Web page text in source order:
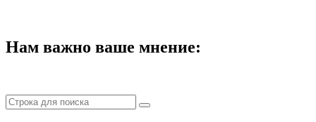
Нам важно ваше мнение: